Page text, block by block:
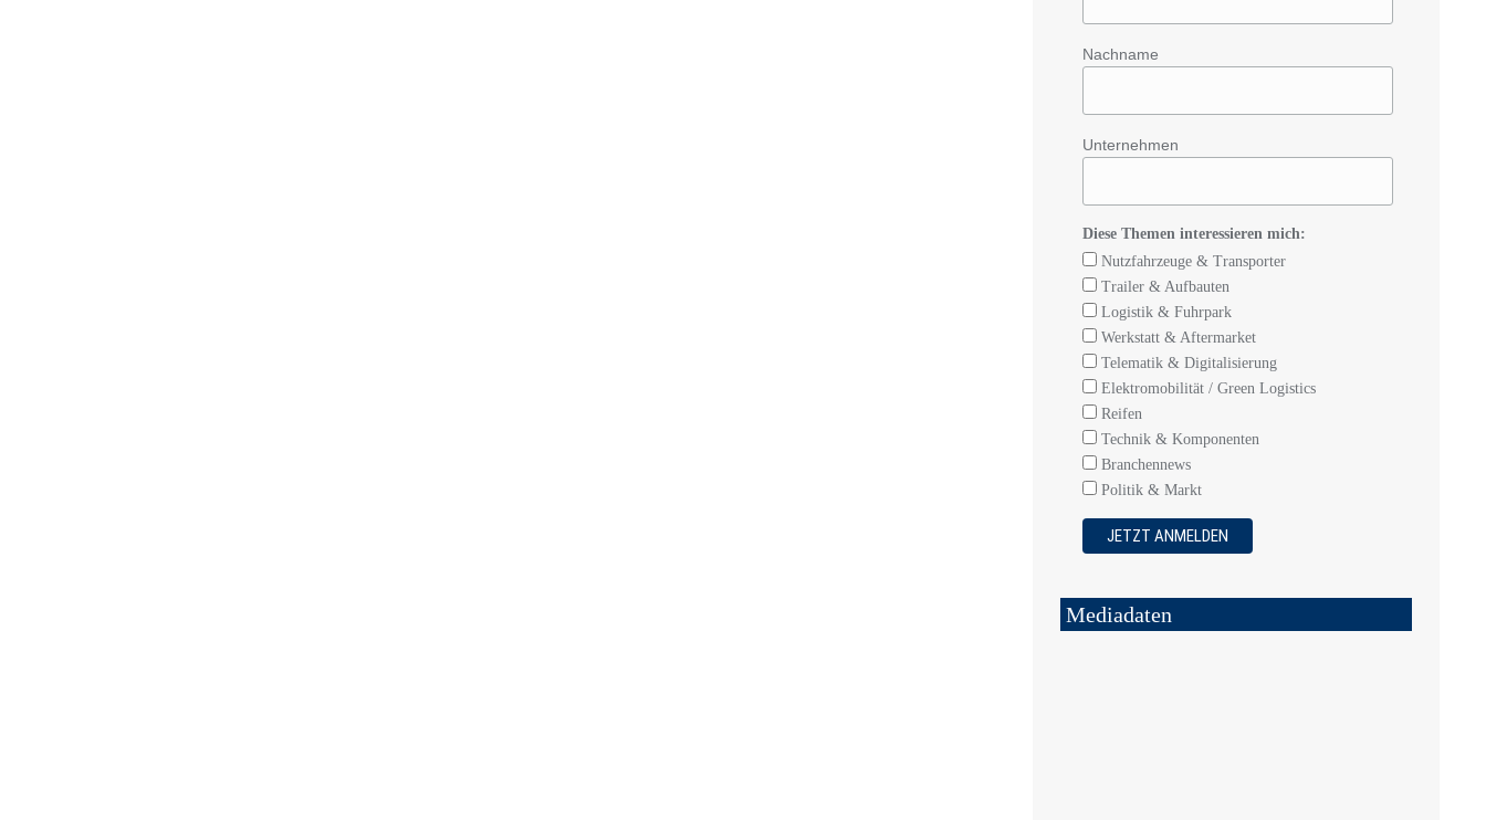
Nachname
Unternehmen
Diese Themen interessieren mich:
Nutzfahrzeuge & Transporter
Trailer & Aufbauten
Logistik & Fuhrpark
Werkstatt & Aftermarket
Telematik & Digitalisierung
Elektromobilität / Green Logistics
Reifen
Technik & Komponenten
Branchennews
Politik & Markt
Mediadaten